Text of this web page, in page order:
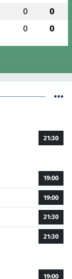
0 0
0 0
21:30
19:00
19:00
21:30
21:30
19:00